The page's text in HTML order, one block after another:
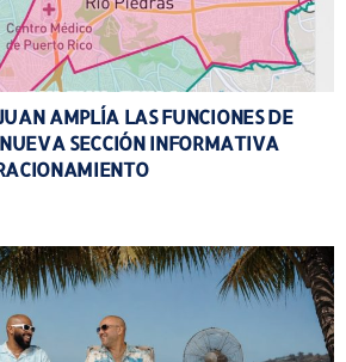
AMPLÍA LAS FUNCIONES DE
SECCIÓN INFORMATIVA